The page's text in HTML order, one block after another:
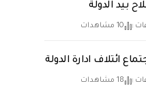
بيد الدولة
10 مشاهدات
ائتلاف ادارة الدولة
18 مشاهدات